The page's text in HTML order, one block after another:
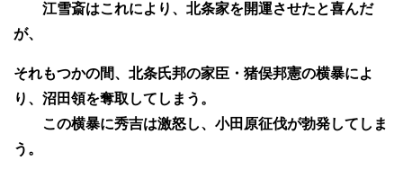
江雪斎はこれにより、北条家を開運させたと喜んだ
が、
それもつかの間、北条氏邦の家臣・猪俣邦憲の横暴によ
り、沼田領を奪取してしまう。
この横暴に秀吉は激怒し、小田原征伐が勃発してしま
う。